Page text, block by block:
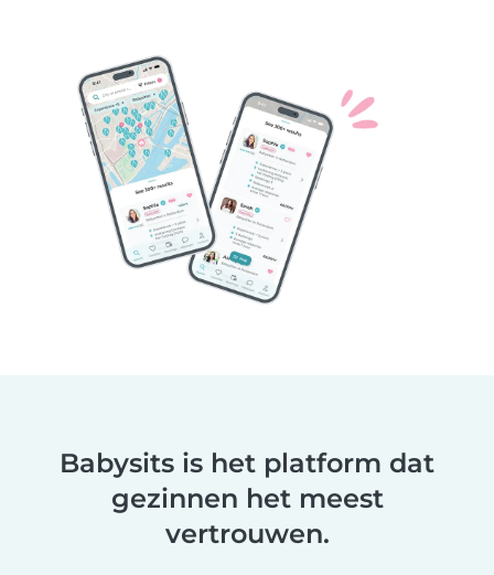
Babysits is het platform dat
gezinnen het meest
vertrouwen.